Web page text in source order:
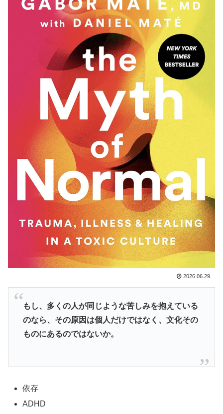
2026.06.29
もし、多くの人が同じような苦しみを抱えている
のなら、その原因は個人だけではなく、文化その
ものにあるのではないか。
依存
ADHD